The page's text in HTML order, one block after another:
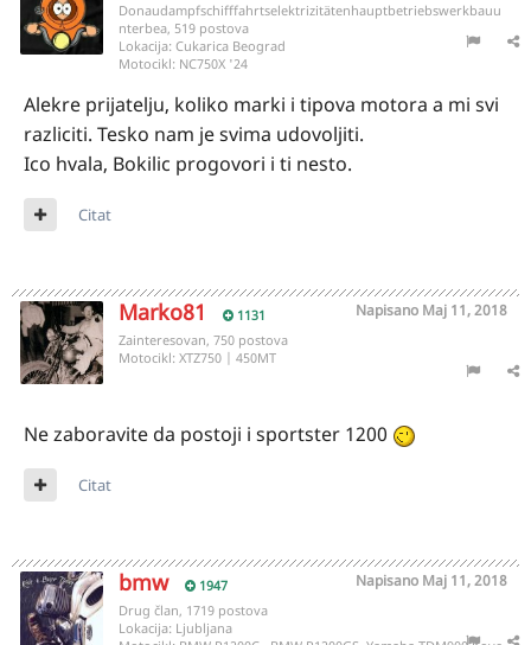
Donaudampfschifffahrtselektrizitätenhauptbetriebswerkbauu
nterbea, 519 postova
Lokacija: Cukarica Beograd
Motocikl: NC750X '24
Alekre prijatelju, koliko marki i tipova motora a mi svi
razliciti. Tesko nam je svima udovoljiti.
Ico hvala, Bokilic progovori i ti nesto.
Citat
Marko81 1131 Napisano Maj 11, 2018
Zainteresovan, 750 postova
Motocikl: XTZ750 | 450MT
Ne zaboravite da postoji i sportster 1200
Citat
bmw 1947 Napisano Maj 11, 2018
Drug član, 1719 postova
Lokacija: Ljubljana